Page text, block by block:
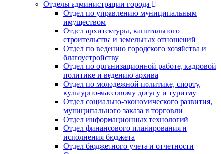
Отделы администрации города
Отдел по управлению муниципальным
имуществом
Отдел архитектуры, капитального
строительства и земельных отношений
Отдел по ведению городского хозяйства и
благоустройству
Отдел по организационной работе, кадровой
политике и ведению архива
Отдел по молодежной политике, спорту,
культурно-массовому досугу и туризму
Отдел социально-экономического развития,
муниципального заказа и торговли
Отдел информационных технологий
Отдел финансового планирования и
исполнения бюджета
Отдел бюджетного учета и отчетности